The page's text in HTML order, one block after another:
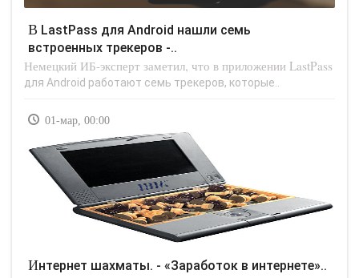
В LastPass для Android нашли семь
встроенных трекеров -..
Немецкий ИБ-эксперт заметил, что в приложении LastPass
для Android работают семь трекеров, которые..
01-мар, 00:00
Интернет шахматы. - «Заработок в интернете»..